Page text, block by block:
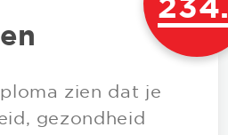
zien dat je
gezondheid
234.